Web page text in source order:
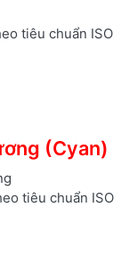
tiêu chuẩn ISO
(Cyan)
tiêu chuẩn ISO